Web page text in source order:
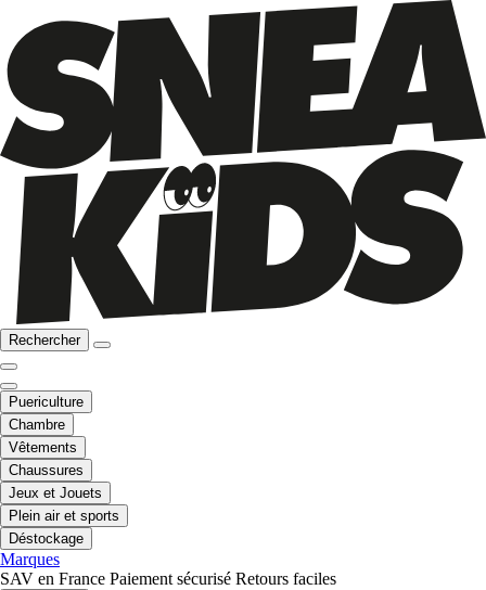
Rechercher
Puericulture
Chambre
Vêtements
Chaussures
Jeux et Jouets
Plein air et sports
Déstockage
Marques
SAV en France Paiement sécurisé Retours faciles